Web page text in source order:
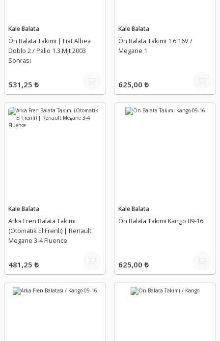
Kale Balata
Ön Balata Takımı | Fiat Albea
Doblo 2 / Palio 1.3 Mjt 2003
Sonrası
531,25 ₺
Kale Balata
Ön Balata Takımı 1.6 16V /
Megane 1
625,00 ₺
Kale Balata
Arka Fren Balata Takımı
(Otomatik El Frenli) | Renault
Megane 3-4 Fluence
481,25 ₺
Kale Balata
Ön Balata Takımı Kango 09-16
625,00 ₺